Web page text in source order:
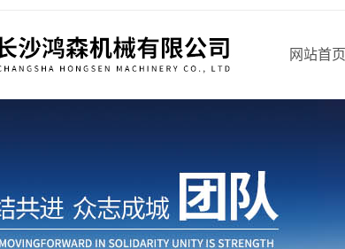
网站首页